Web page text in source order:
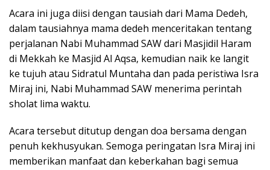
Acara ini juga diisi dengan tausiah dari Mama Dedeh,
dalam tausiahnya mama dedeh menceritakan tentang
perjalanan Nabi Muhammad SAW dari Masjidil Haram
di Mekkah ke Masjid Al Aqsa, kemudian naik ke langit
ke tujuh atau Sidratul Muntaha dan pada peristiwa Isra
Miraj ini, Nabi Muhammad SAW menerima perintah
sholat lima waktu.
Acara tersebut ditutup dengan doa bersama dengan
penuh kekhusyukan. Semoga peringatan Isra Miraj ini
memberikan manfaat dan keberkahan bagi semua